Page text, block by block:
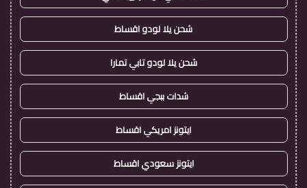
شحن يلا لودو اقساط
شحن يلا لودو تابي تمارا
شدات ببجي اقساط
ايتونز امريكي اقساط
ايتونز سعودي اقساط